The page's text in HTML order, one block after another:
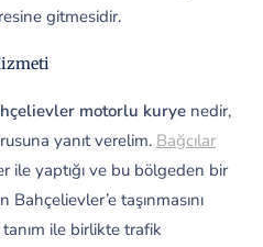
gitmesidir.
motorlu kurye nedir,
yanıt verelim. Bağcılar
ile yaptığı ve bu bölgeden bir
taşınmasını
tanım ile birlikte trafik